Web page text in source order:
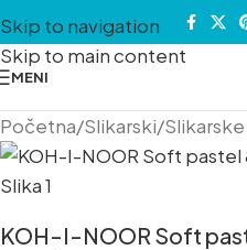
Skip to navigation
Skip to main content
MENI
Početna/Slikarski/
KOH-I-NOOR Soft